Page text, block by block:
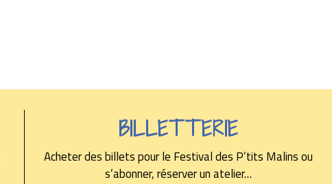
BILLETTERIE
Acheter des billets pour le Festival des P’tits Malins ou
s’abonner, réserver un atelier…